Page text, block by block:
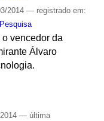
2014 — registrado em:
Pesquisa
vencedor da
Álvaro
— última